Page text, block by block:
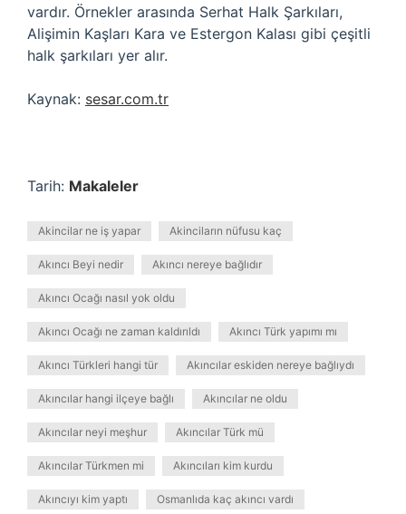
vardır. Örnekler arasında Serhat Halk Şarkıları,
Alişimin Kaşları Kara ve Estergon Kalası gibi çeşitli
halk şarkıları yer alır.
Kaynak: sesar.com.tr
Tarih: Makaleler
Akincilar ne iş yapar Akinciların nüfusu kaç
Akıncı Beyi nedir Akıncı nereye bağlıdır
Akıncı Ocağı nasıl yok oldu
Akıncı Ocağı ne zaman kaldırıldı Akıncı Türk yapımı mı
Akıncı Türkleri hangi tür Akıncılar eskiden nereye bağlıydı
Akıncılar hangi ilçeye bağlı Akıncılar ne oldu
Akıncılar neyi meşhur Akıncılar Türk mü
Akıncılar Türkmen mi Akıncıları kim kurdu
Akıncıyı kim yaptı Osmanlıda kaç akıncı vardı